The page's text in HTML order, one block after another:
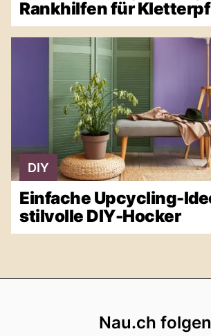
Rankhilfen für
DIY
Einfache Upcycling-
stilvolle DIY-Hocker
Nau.ch folgen